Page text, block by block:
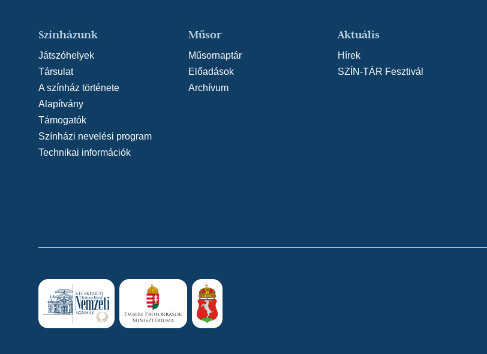
Színházunk
Játszóhelyek
Társulat
A színház története
Alapítvány
Támogatók
Színházi nevelési program
Technikai információk
Műsor
Műsornaptár
Előadások
Archívum
Aktuális
Hírek
SZÍN-TÁR Fesztivál